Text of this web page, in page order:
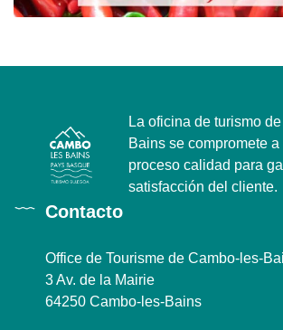
La oficina de turismo
Bains se compromete
proceso calidad para
satisfacción del cliente.
Contacto
Office de Tourisme de Cambo-les-
3 Av. de la Mairie
64250 Cambo-les-Bains